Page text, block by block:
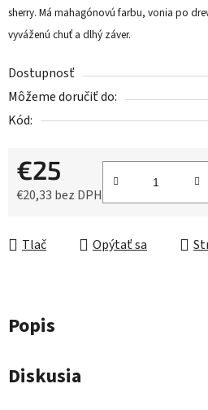
sherry. Má mahagónovú farbu, vonia po
vyváženú chuť a dlhý záver.
Dostupnosť
Môžeme doručiť do:
Kód:
€25
€20,33 bez DPH
Tlač Opýtať sa
Popis
Diskusia